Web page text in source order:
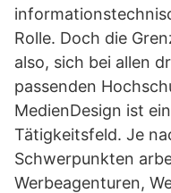
Rolle. Doch die
also, sich bei allen
passenden
MedienDesign ist
Tätigkeitsfeld. Je
Schwerpunkten
Werbeagenturen,